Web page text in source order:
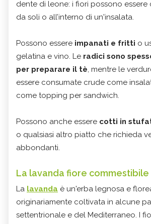
dente di leone: i fiori possono essere
da soli o all’interno di un'insalata.
Possono essere impanati e fritti o
gelatina e vino. Le radici sono
per preparare il tè, mentre le
essere consumate crude come
come topping per sandwich.
Possono anche essere cotti in
o qualsiasi altro piatto che richieda
abbondanti.
La lavanda fiore commestibile
La lavanda è un'erba legnosa e
originariamente coltivata in alcune
settentrionale e del Mediterraneo. I